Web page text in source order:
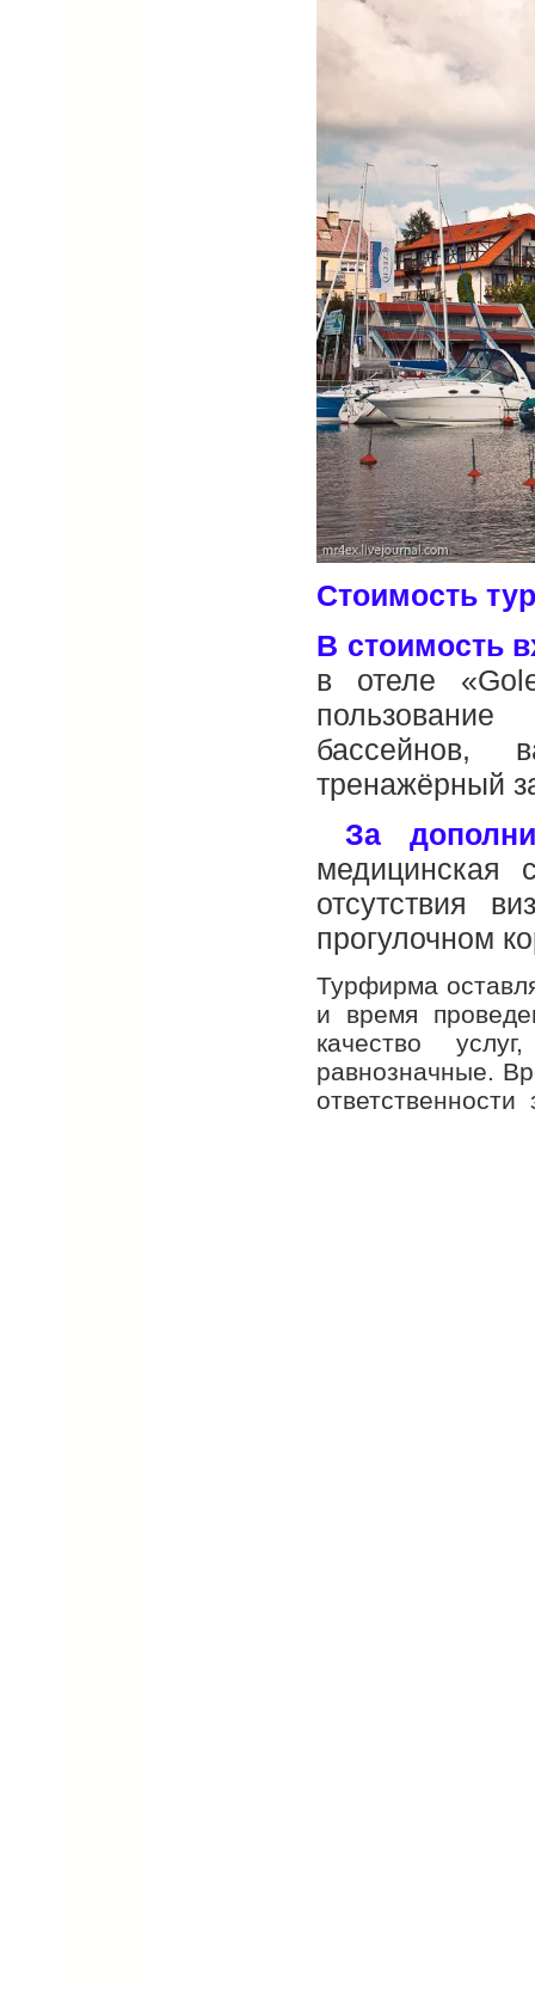
Стоимость
В стоимость
в отеле
бассейнов,
тренажёрный
За
медицинская
отсутствия
прогулочном
Турфирма
и время
качество
равнозначные.
ответственности